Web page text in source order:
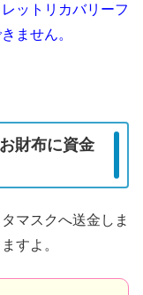
ットリカバリーフ
ません。
財布に資金
マスクへ送金しま
すよ。